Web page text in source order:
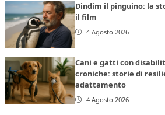
Dindim il pinguino: la
il film
4 Agosto 2026
Cani e gatti con
croniche: storie di
adattamento
4 Agosto 2026